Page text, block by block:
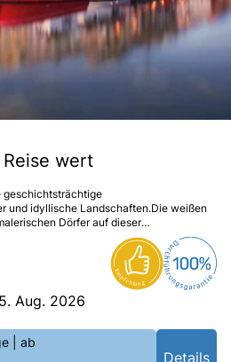
wert
geschichtsträchtige
und idyllische Landschaften.Die weißen
Dörfer auf dieser
Aug. 2026
| ab
Details